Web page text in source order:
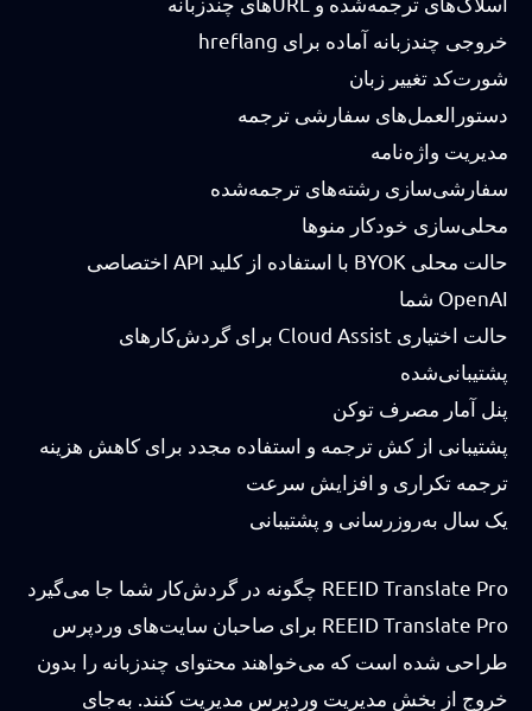
خروجی چندزبانه آماده برای hreflang
شورت‌کد تغییر زبان
دستورالعمل‌های سفارشی ترجمه
مدیریت واژه‌نامه
سفارشی‌سازی رشته‌های ترجمه‌شده
محلی‌سازی خودکار منوها
حالت محلی BYOK با استفاده از کلید API اختصاصی
OpenAI شما
حالت اختیاری Cloud Assist برای گردش‌کارهای
پشتیبانی‌شده
پنل آمار مصرف توکن
پشتیبانی از کش ترجمه و استفاده مجدد برای کاهش هزینه
ترجمه تکراری و افزایش سرعت
یک سال به‌روزرسانی و پشتیبانی
REEID Translate Pro چگونه در گردش‌کار شما جا می‌گیرد
REEID Translate Pro برای صاحبان سایت‌های وردپرس
طراحی شده است که می‌خواهند محتوای چندزبانه را بدون
خروج از بخش مدیریت وردپرس مدیریت کنند. به‌جای